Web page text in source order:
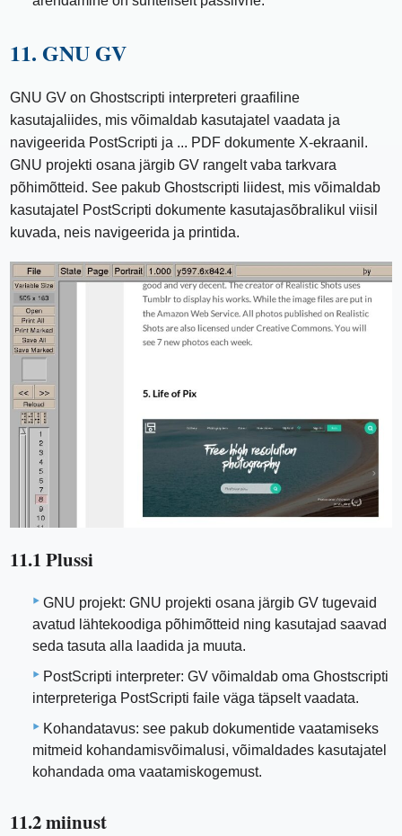
11. GNU GV
GNU GV on Ghostscripti interpreteri graafiline
kasutajaliides, mis võimaldab kasutajatel vaadata ja
navigeerida PostScripti ja ... PDF dokumente X-ekraanil.
GNU projekti osana järgib GV rangelt vaba tarkvara
põhimõtteid. See pakub Ghostscripti liidest, mis võimaldab
kasutajatel PostScripti dokumente kasutajasõbralikul viisil
kuvada, neis navigeerida ja printida.
11.1 Plussi
GNU projekt: GNU projekti osana järgib GV tugevaid
avatud lähtekoodiga põhimõtteid ning kasutajad saavad
seda tasuta alla laadida ja muuta.
PostScripti interpreter: GV võimaldab oma Ghostscripti
interpreteriga PostScripti faile väga täpselt vaadata.
Kohandatavus: see pakub dokumentide vaatamiseks
mitmeid kohandamisvõimalusi, võimaldades kasutajatel
kohandada oma vaatamiskogemust.
11.2 miinust